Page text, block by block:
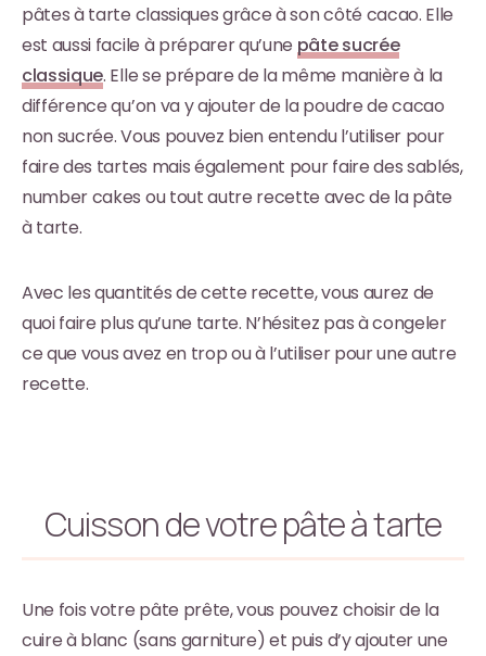
pâtes à tarte classiques grâce à son côté cacao. Elle
est aussi facile à préparer qu’une pâte sucrée
classique. Elle se prépare de la même manière à la
différence qu’on va y ajouter de la poudre de cacao
non sucrée. Vous pouvez bien entendu l’utiliser pour
faire des tartes mais également pour faire des sablés,
number cakes ou tout autre recette avec de la pâte
à tarte.
Avec les quantités de cette recette, vous aurez de
quoi faire plus qu’une tarte. N’hésitez pas à congeler
ce que vous avez en trop ou à l’utiliser pour une autre
recette.
Cuisson de votre pâte à tarte
Une fois votre pâte prête, vous pouvez choisir de la
cuire à blanc (sans garniture) et puis d’y ajouter une